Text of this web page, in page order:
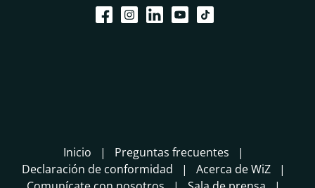
Inicio
Preguntas frecuentes
Declaración de conformidad
Acerca de WiZ